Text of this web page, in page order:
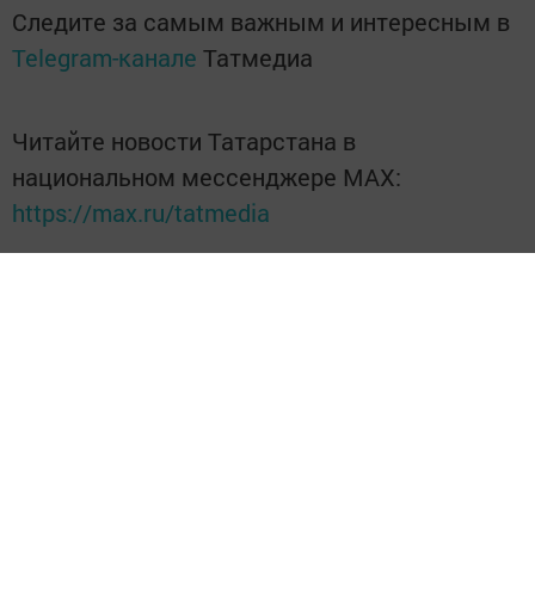
Следите за самым важным и интересным в
Telegram-канале Татмедиа
Читайте новости Татарстана в
национальном мессенджере MАХ:
https://max.ru/tatmedia